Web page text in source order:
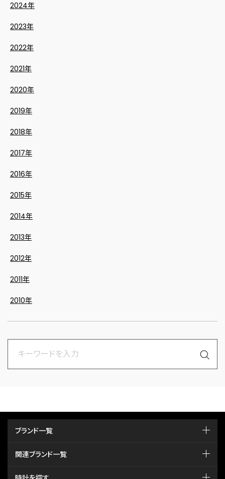
2024年
2023年
2022年
2021年
2020年
2019年
2018年
2017年
2016年
2015年
2014年
2013年
2012年
2011年
2010年
ブランド一覧
関連ブランド一覧